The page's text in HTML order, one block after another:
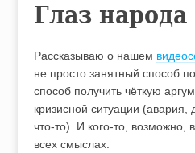
Глаз народа
Рассказываю о нашем
не просто занятный способ
способ получить чёткую
кризисной ситуации
что-то). И кого-то, возможно,
всех смыслах.